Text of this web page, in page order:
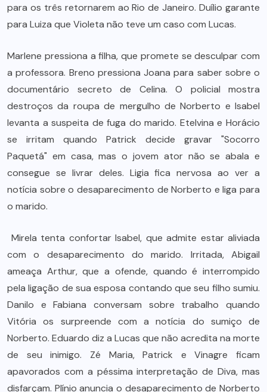
para os três retornarem ao Rio de Janeiro. Duílio garante
para Luiza que Violeta não teve um caso com Lucas.
Marlene pressiona a filha, que promete se desculpar com
a professora. Breno pressiona Joana para saber sobre o
documentário secreto de Celina. O policial mostra
destroços da roupa de mergulho de Norberto e Isabel
levanta a suspeita de fuga do marido. Etelvina e Horácio
se irritam quando Patrick decide gravar "Socorro
Paquetá" em casa, mas o jovem ator não se abala e
consegue se livrar deles. Ligia fica nervosa ao ver a
notícia sobre o desaparecimento de Norberto e liga para
o marido.
Mirela tenta confortar Isabel, que admite estar aliviada
com o desaparecimento do marido. Irritada, Abigail
ameaça Arthur, que a ofende, quando é interrompido
pela ligação de sua esposa contando que seu filho sumiu.
Danilo e Fabiana conversam sobre trabalho quando
Vitória os surpreende com a notícia do sumiço de
Norberto. Eduardo diz a Lucas que não acredita na morte
de seu inimigo. Zé Maria, Patrick e Vinagre ficam
apavorados com a péssima interpretação de Diva, mas
disfarçam. Plínio anuncia o desaparecimento de Norberto